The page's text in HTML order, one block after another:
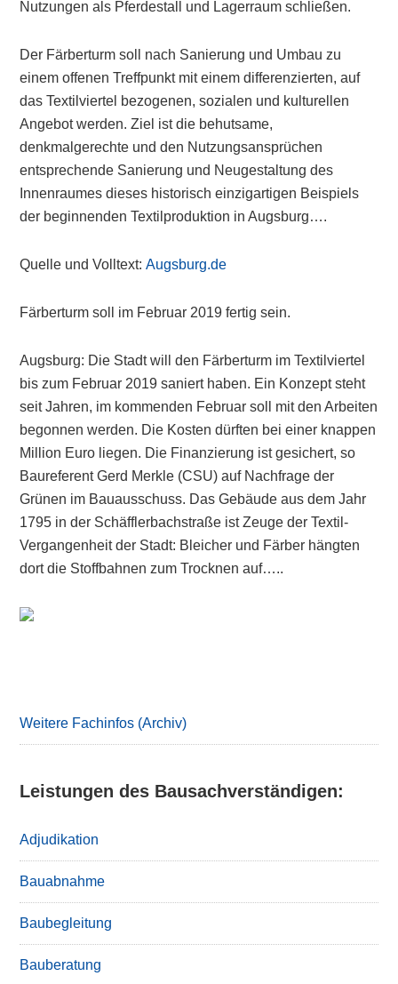
Nutzungen als Pferdestall und Lagerraum schließen.
Der Färberturm soll nach Sanierung und Umbau zu
einem offenen Treffpunkt mit einem differenzierten, auf
das Textilviertel bezogenen, sozialen und kulturellen
Angebot werden. Ziel ist die behutsame,
denkmalgerechte und den Nutzungsansprüchen
entsprechende Sanierung und Neugestaltung des
Innenraumes dieses historisch einzigartigen Beispiels
der beginnenden Textilproduktion in Augsburg….
Quelle und Volltext:Augsburg.de
Färberturm soll im Februar 2019 fertig sein.
Augsburg: Die Stadt will den Färberturm im Textilviertel
bis zum Februar 2019 saniert haben. Ein Konzept steht
seit Jahren, im kommenden Februar soll mit den Arbeiten
begonnen werden. Die Kosten dürften bei einer knappen
Million Euro liegen. Die Finanzierung ist gesichert, so
Baureferent Gerd Merkle (CSU) auf Nachfrage der
Grünen im Bauausschuss. Das Gebäude aus dem Jahr
1795 in der Schäfflerbachstraße ist Zeuge der Textil-
Vergangenheit der Stadt: Bleicher und Färber hängten
dort die Stoffbahnen zum Trocknen auf…..
Weitere Fachinfos (Archiv)
Leistungen des Bausachverständigen:
Adjudikation
Bauabnahme
Baubegleitung
Bauberatung